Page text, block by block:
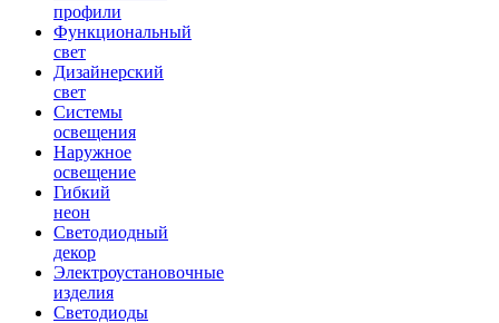
профили
Функциональный
свет
Дизайнерский
свет
Системы
освещения
Наружное
освещение
Гибкий
неон
Светодиодный
декор
Электроустановочные
изделия
Светодиоды